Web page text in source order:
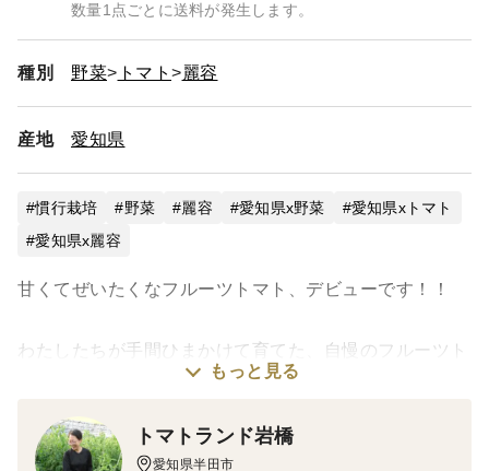
数量1点ごとに送料が発生します。
種別 野菜 トマト 麗容
産地 愛知県
慣行栽培 野菜 麗容 愛知県x野菜
愛知県xトマト
愛知県x麗容
甘くてぜいたくなフルーツトマト、デビューです！！
わたしたちが手間ひまかけて育てた、自慢のフルーツト
に育てています。
もっと見る
トマトランド岩橋
愛知県半田市